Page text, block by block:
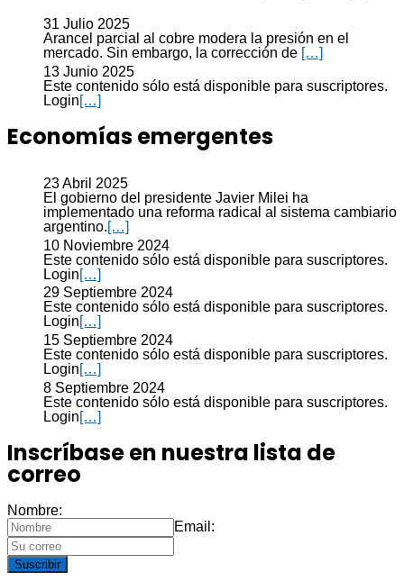
31 Julio 2025
Arancel parcial al cobre modera la presión en el
mercado. Sin embargo, la corrección de […]
13 Junio 2025
Este contenido sólo está disponible para suscriptores.
Login[…]
Economías emergentes
23 Abril 2025
El gobierno del presidente Javier Milei ha
implementado una reforma radical al sistema cambiario
argentino.[…]
10 Noviembre 2024
Este contenido sólo está disponible para suscriptores.
Login[…]
29 Septiembre 2024
Este contenido sólo está disponible para suscriptores.
Login […]
15 Septiembre 2024
Este contenido sólo está disponible para suscriptores.
Login[…]
8 Septiembre 2024
Este contenido sólo está disponible para suscriptores.
Login[…]
Inscríbase en nuestra lista de
correo
Nombre:
Email:
Suscribir